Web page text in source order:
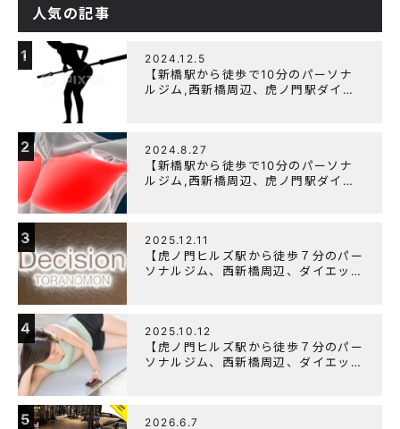
人気の記事
1 2024.12.5
【新橋駅から徒歩で10分のパーソナ
ルジム,西新橋周辺、虎ノ門駅ダイエ
2 2024.8.27
【新橋駅から徒歩で10分のパーソナ
ルジム,西新橋周辺、虎ノ門駅ダイエ
3 2025.12.11
【虎ノ門ヒルズ駅から徒歩７分のパー
ソナルジム、西新橋周辺、ダイエット
4 2025.10.12
【虎ノ門ヒルズ駅から徒歩７分のパー
ソナルジム、西新橋周辺、ダイエット
5 2026.6.7